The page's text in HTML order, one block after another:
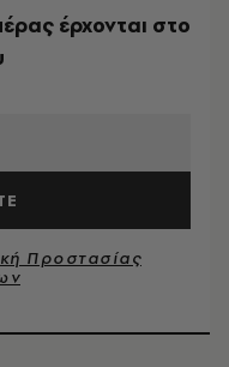
έρχονται στο
Προστασίας